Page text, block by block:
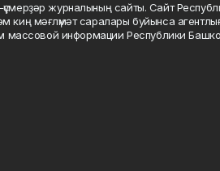
журналының сайты. Сайт
киң мәғлүмәт саралары буйынса
массовой информации Республики